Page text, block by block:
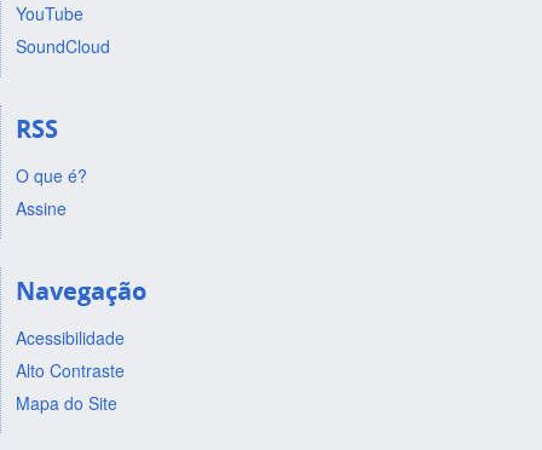
YouTube
SoundCloud
RSS
O que é?
Assine
Navegação
Acessibilidade
Alto Contraste
Mapa do Site